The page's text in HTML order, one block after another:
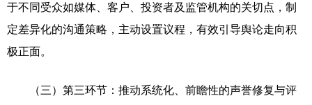
于不同受众如媒体、客户、投资者及监管机构的关切点，制
定差异化的沟通策略，主动设置议程，有效引导舆论走向积
极正面。
（三）第三环节：推动系统化、前瞻性的声誉修复与评